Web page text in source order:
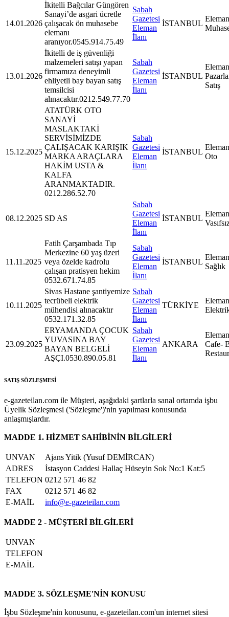
14.01.2026
İkitelli Bağcılar Güngören
Sanayi’de asgari ücretle
çalışacak ön muhasebe
elemanı
aranıyor.0545.914.75.49
Sabah
Gazetesi
Eleman
İlanı
İSTANBUL
13.01.2026
İkitelli de iş güvenliği
malzemeleri satışı yapan
firmamıza deneyimli
ehliyetli bay bayan satış
temsilcisi
alınacaktır.0212.549.77.70
Sabah
Gazetesi
Eleman
İlanı
İSTANBUL
Satış
15.12.2025
ATATÜRK OTO
SANAYİ
MASLAKTAKİ
SERVİSİMİZDE
ÇALIŞACAK KARIŞIK
MARKA ARAÇLARA
HAKİM USTA &
KALFA
ARANMAKTADIR.
0212.286.52.70
Sabah
Gazetesi
Eleman
İlanı
İSTANBUL
Oto
08.12.2025 SD AS
Sabah
Gazetesi
Eleman
İlanı
İSTANBUL
11.11.2025
Fatih Çarşambada Tıp
Merkezine 60 yaş üzeri
veya özelde kadrolu
çalışan pratisyen hekim
0532.671.74.85
Sabah
Gazetesi
Eleman
İlanı
İSTANBUL
Sağlık
10.11.2025
Sivas Hastane şantiyemize
tecrübeli elektrik
mühendisi alınacaktır
0532.171.32.85
Sabah
Gazetesi
Eleman
İlanı
TÜRKİYE
23.09.2025
ERYAMANDA ÇOCUK
YUVASINA BAY
BAYAN BELGELİ
AŞÇI.0530.890.05.81
Sabah
Gazetesi
Eleman
İlanı
ANKARA
Cafe-
SATIŞ SÖZLEŞMESİ
e-gazeteilan.com ile Müşteri, aşağıdaki şartlarla sanal ortamda işbu
Üyelik Sözleşmesi ('Sözleşme')'nin yapılması konusunda
anlaşmışlardır.
MADDE 1. HİZMET SAHİBİNİN BİLGİLERİ
UNVAN
Ajans Yitik (Yusuf DEMİRCAN)
ADRES
İstasyon Caddesi Hallaç Hüseyin Sok No:1 Kat:5
TELEFON 0212 571 46 82
FAX
0212 571 46 82
E-MAİL
info@e-gazeteilan.com
MADDE 2 - MÜŞTERİ BİLGİLERİ
UNVAN
TELEFON
E-MAİL
MADDE 3. SÖZLEŞME'NİN KONUSU
İşbu Sözleşme'nin konusunu, e-gazeteilan.com'un internet sitesi